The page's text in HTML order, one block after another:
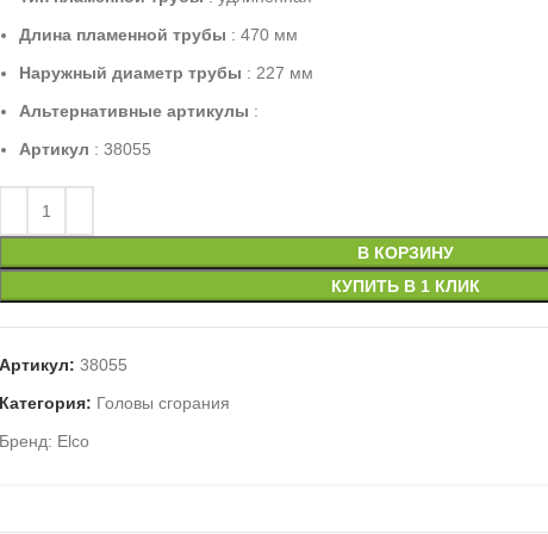
Длина пламенной трубы : 470 мм
Наружный диаметр трубы : 227 мм
Альтернативные артикулы :
Артикул : 38055
В КОРЗИНУ
КУПИТЬ В 1 КЛИК
38055
Головы сгорания
Elco